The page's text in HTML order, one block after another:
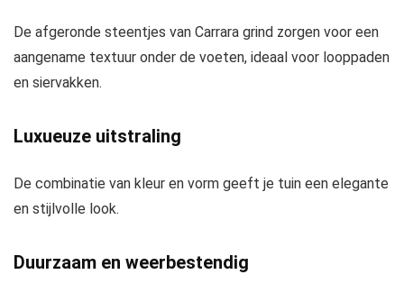
De afgeronde steentjes van Carrara grind zorgen voor een
aangename textuur onder de voeten, ideaal voor looppaden
en siervakken.
Luxueuze uitstraling
De combinatie van kleur en vorm geeft je tuin een elegante
en stijlvolle look.
Duurzaam en weerbestendig